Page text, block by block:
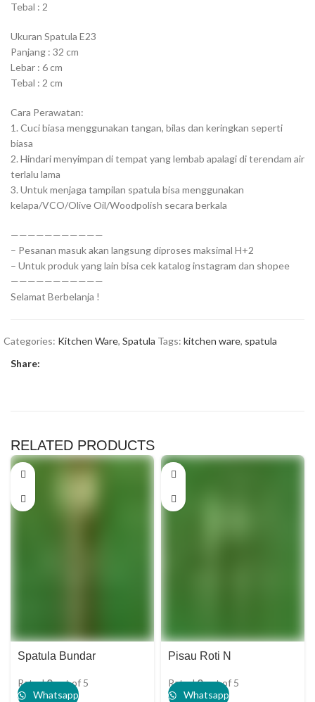
Tebal : 2
Ukuran Spatula E23
Panjang : 32 cm
Lebar : 6 cm
Tebal : 2 cm
Cara Perawatan:
1. Cuci biasa menggunakan tangan, bilas dan keringkan seperti
biasa
2. Hindari menyimpan di tempat yang lembab apalagi di terendam air
terlalu lama
3. Untuk menjaga tampilan spatula bisa menggunakan
kelapa/VCO/Olive Oil/Woodpolish secara berkala
———————————
– Pesanan masuk akan langsung diproses maksimal H+2
– Untuk produk yang lain bisa cek katalog instagram dan shopee
———————————
Selamat Berbelanja !
Categories: Kitchen Ware, Spatula Tags: kitchen ware, spatula
Share:
RELATED PRODUCTS
Spatula Bundar
Rated0out of 5
Whatsapp
Pisau Roti N
Rated0out of 5
Whatsapp